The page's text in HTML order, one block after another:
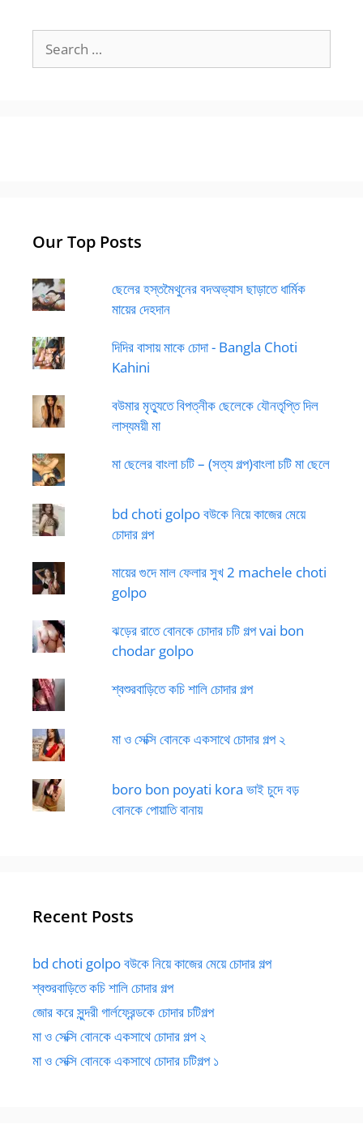
for:
Our Top Posts
ছেলের হস্তমৈথুনের বদঅভ্যাস ছাড়াতে ধার্মিক
মায়ের দেহদান
দিদির বাসায় মাকে চোদা - Bangla Choti
Kahini
বউমার মৃত্যুতে বিপত্নীক ছেলেকে যৌনতৃপ্তি দিল
লাস্যময়ী মা
মা ছেলের বাংলা চটি – (সত্য গল্প)বাংলা চটি মা ছেলে
bd choti golpo বউকে নিয়ে কাজের মেয়ে
চোদার গল্প
মায়ের গুদে মাল ফেলার সুখ 2 machele choti
golpo
ঝড়ের রাতে বোনকে চোদার চটি গল্প vai bon
chodar golpo
শ্বশুরবাড়িতে কচি শালি চোদার গল্প
মা ও সেক্সি বোনকে একসাথে চোদার গল্প ২
boro bon poyati kora ভাই চুদে বড়
বোনকে পোয়াতি বানায়
Recent Posts
bd choti golpo বউকে নিয়ে কাজের মেয়ে চোদার গল্প
শ্বশুরবাড়িতে কচি শালি চোদার গল্প
জোর করে সুন্দরী গার্লফ্রেন্ডকে চোদার চটিগল্প
মা ও সেক্সি বোনকে একসাথে চোদার গল্প ২
মা ও সেক্সি বোনকে একসাথে চোদার চটিগল্প ১